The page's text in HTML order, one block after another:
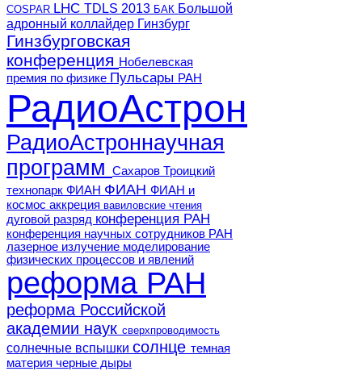
COSPAR LHC TDLS 2013 БАК Большой
адронный коллайдер Гинзбург
Гинзбурговская
конференция Нобелевская
премия по физике Пульсары РАН
РадиоАстрон
РадиоАстроннаучная
программ
Сахаров Троицкий
технопарк ФИАН ФИАН ФИАН и
космос аккреция вавиловские чтения
дуговой разряд конференция РАН
конференция научных сотрудников РАН
лазерное излучение моделирование
физических процессов и явлений
реформа РАН
реформа Российской
академии наук сверхпроводимость
солнечные вспышки солнце темная
материя черные дыры